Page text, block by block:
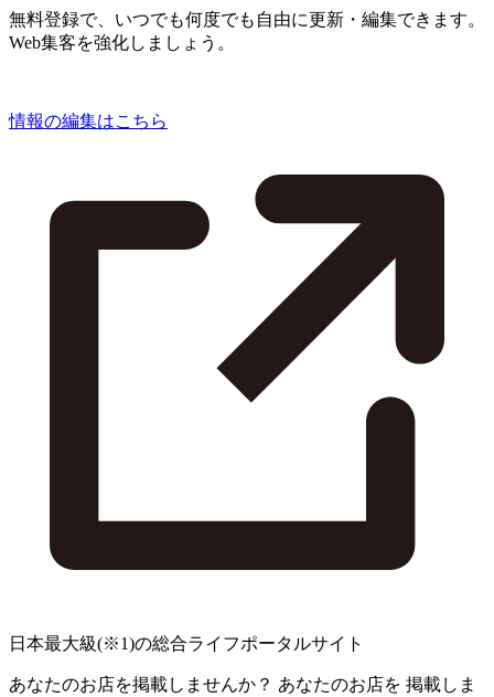
無料登録で、いつでも何度でも自由に更新・編集できます。
Web集客を強化しましょう。
情報の編集はこちら
日本最大級(※1)の総合ライフポータルサイト
あなたのお店を掲載しませんか？ あなたのお店を 掲載しま